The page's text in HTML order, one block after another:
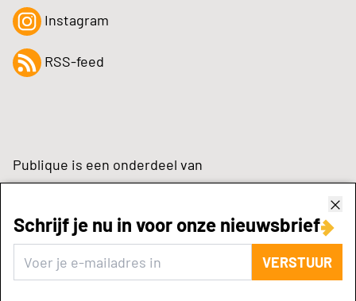
Schrijf je nu in voor onze nieuwsbrief
VERSTUUR
Instagram
RSS-feed
Publique is een onderdeel van
zynchrone.com